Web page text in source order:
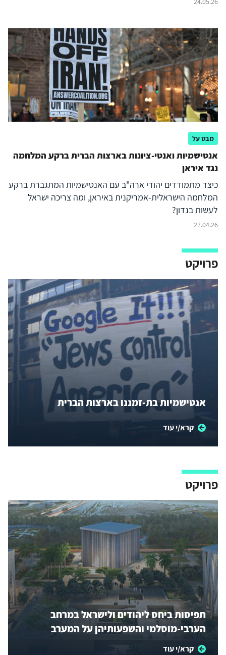
מבט על
אנטישמיות ואנטי-ציונות בארצות הברית ברקע המלחמה
נגד איראן
כיצד מתמודדים יהודי ארה"ב עם האנטישמיות המתגברת ברקע
המלחמה הישראלית-אמריקנית באיראן, ומה צריכה ישראל
לעשות בנדון?
27.04.26
פרויקט
אנטישמיות בת-זמננו בארצות הברית
קרא/י עוד
פרויקט
תפיסות ביחס ליהודים ולישראל במרחב
הערבי-מוסלמי והשפעותיהן על המערב
קרא/י עוד